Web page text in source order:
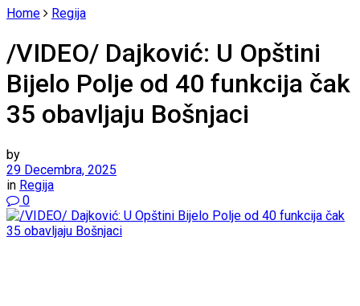
Home Regija
/VIDEO/ Dajković: U Opštini
Bijelo Polje od 40 funkcija čak
35 obavljaju Bošnjaci
by
29 Decembra, 2025
in Regija
0